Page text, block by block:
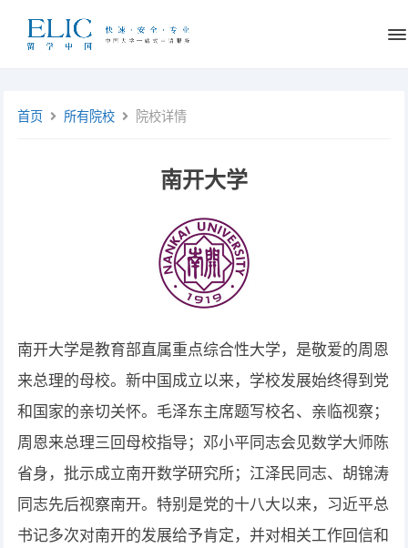
首页 所有院校 院校详情
南开大学
南开大学是教育部直属重点综合性大学，是敬爱的周恩
来总理的母校。新中国成立以来，学校发展始终得到党
和国家的亲切关怀。毛泽东主席题写校名、亲临视察；
周恩来总理三回母校指导；邓小平同志会见数学大师陈
省身，批示成立南开数学研究所；江泽民同志、胡锦涛
同志先后视察南开。特别是党的十八大以来，习近平总
书记多次对南开的发展给予肯定，并对相关工作回信和